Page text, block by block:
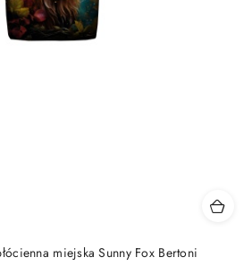
miejska Sunny Fox Bertoni